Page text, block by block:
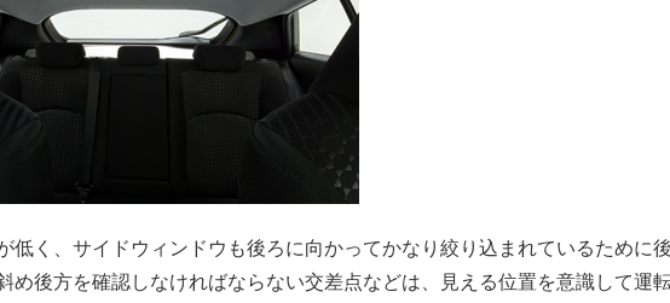
低く、サイドウィンドウも後ろに向かってかなり絞り込まれているために後
め後方を確認しなければならない交差点などは、見える位置を意識して運